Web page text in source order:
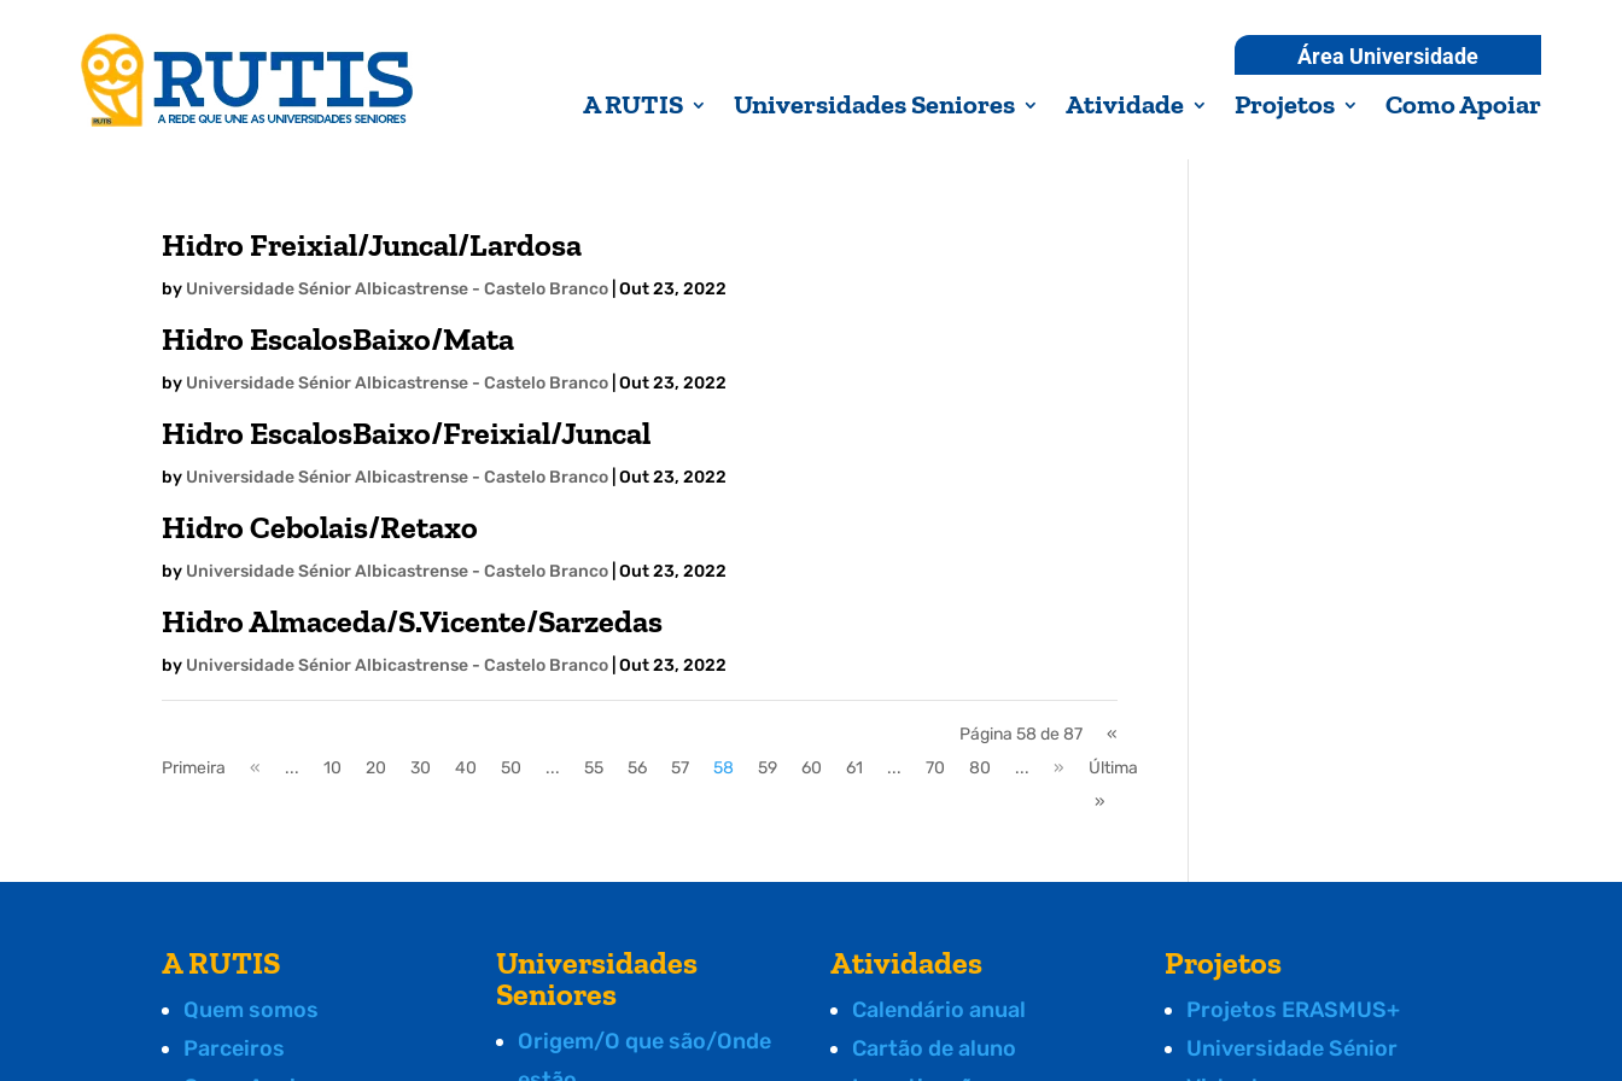
Área Universidade
A RUTIS Universidades Seniores Atividade Projetos Como Apoiar
Hidro Freixial/Juncal/Lardosa
by Universidade Sénior Albicastrense - Castelo Branco |Out 23, 2022
Hidro EscalosBaixo/Mata
by Universidade Sénior Albicastrense - Castelo Branco |Out 23, 2022
Hidro EscalosBaixo/Freixial/Juncal
by Universidade Sénior Albicastrense - Castelo Branco |Out 23, 2022
Hidro Cebolais/Retaxo
by Universidade Sénior Albicastrense - Castelo Branco |Out 23, 2022
Hidro Almaceda/S.Vicente/Sarzedas
by Universidade Sénior Albicastrense - Castelo Branco |Out 23, 2022
Página 58 de 87
«
Primeira
« ... 10 20 30 40 50 ... 55 56 57 58 59 60 61 ... 70 80 ... »
Última
»
A RUTIS
Quem somos
Parceiros
Universidades
Seniores
Origem/O que são/Onde
Atividades
Calendário anual
Cartão de aluno
Projetos
Projetos ERASMUS+
Universidade Sénior